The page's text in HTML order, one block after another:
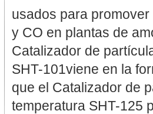
usados para
y CO en plantas de
Catalizador de
SHT-101viene en la
que el Catalizador de
temperatura SHT-125